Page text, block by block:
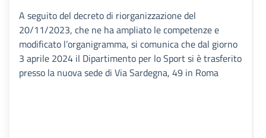
A seguito del decreto di riorganizzazione del
20/11/2023, che ne ha ampliato le competenze e
modificato l’organigramma, si comunica che dal giorno
3 aprile 2024 il Dipartimento per lo Sport si è trasferito
presso la nuova sede di Via Sardegna, 49 in Roma